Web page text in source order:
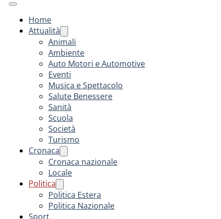
Home
Attualità
Animali
Ambiente
Auto Motori e Automotive
Eventi
Musica e Spettacolo
Salute Benessere
Sanità
Scuola
Società
Turismo
Cronaca
Cronaca nazionale
Locale
Politica
Politica Estera
Politica Nazionale
Sport